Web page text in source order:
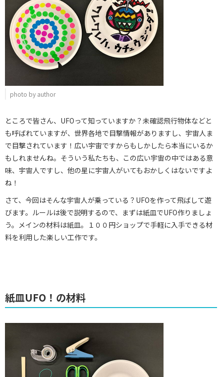
photo by author
ところで皆さん、UFOって知っていますか？未確認飛行物体などと
も呼ばれていますが、世界各地で目撃情報がありますし、宇宙人ま
で目撃されています！広い宇宙ですからもしかしたら本当にいるか
もしれませんね。そういう私たちも、この広い宇宙の中ではある意
味、宇宙人ですし、他の星に宇宙人がいてもおかしくはないですよ
ね！
さて、今回はそんな宇宙人が乗っている？UFOを作って飛ばして遊
びます。ルールは後で説明するので、まずは紙皿でUFO作りましょ
う。メインの材料は紙皿。１００円ショップで手軽に入手できる材
料を利用した楽しい工作です。
紙皿UFO！の材料